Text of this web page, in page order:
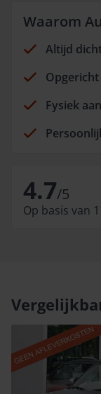
Waarom
Altijd
Opgericht
Fysiek
4.7/5
Op basis van